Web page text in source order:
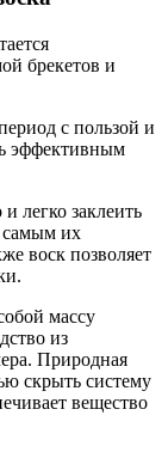
брекетов и
с пользой и
эффективным
легко заклеить
самым их
воск позволяет
массу
из
Природная
скрыть систему
вещество